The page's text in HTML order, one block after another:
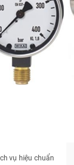
vụ hiệu chuẩn